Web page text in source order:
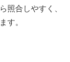
照合しやすく、
す。